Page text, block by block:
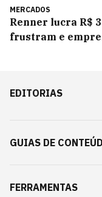
MERCADOS
Renner lucra R$
frustram e
EDITORIAS
GUIAS DE
FERRAMENTAS